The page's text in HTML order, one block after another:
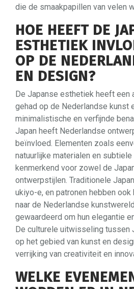
die de smaakpapillen van velen
HOE HEEFT DE
ESTHETIEK
OP DE
EN DESIGN?
De Japanse esthetiek heeft een
gehad op de Nederlandse kunst
minimalistische en verfijnde
Japan heeft Nederlandse
beïnvloed. Elementen zoals
natuurlijke materialen en
kenmerkend voor zowel de
ontwerpstijlen. Traditionele
ukiyo-e, en patronen hebben ook
naar de Nederlandse
gewaardeerd om hun elegantie
De culturele uitwisseling tussen
op het gebied van kunst en
verrijking van creativiteit en
WELKE